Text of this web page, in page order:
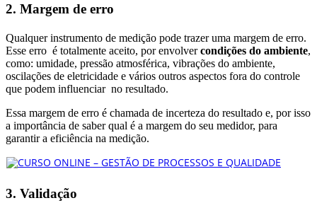
2. Margem de erro
Qualquer instrumento de medição pode trazer uma margem de erro.
Esse erro é totalmente aceito, por envolvercondições do ambiente,
como: umidade, pressão atmosférica, vibrações do ambiente,
oscilações de eletricidade e vários outros aspectos fora do controle
que podem influenciar no resultado.
Essa margem de erro é chamada de incerteza do resultado e, por isso
a importância de saber qual é a margem do seu medidor, para
garantir a eficiência na medição.
3. Validação